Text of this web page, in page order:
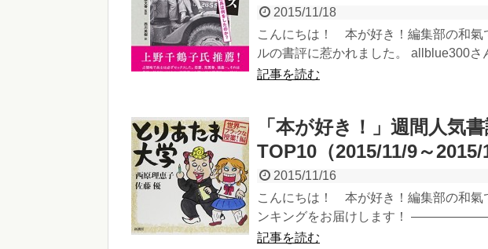
2015/11/18
こんにちは！ 本が好き！編集部の和氣
ルの書評に惹かれました。 allblue300さ
記事を読む
「本が好き！」週間人気
TOP10（2015/11/9～2015/
2015/11/16
こんにちは！ 本が好き！編集部の和氣
ンキングをお届けします！
記事を読む